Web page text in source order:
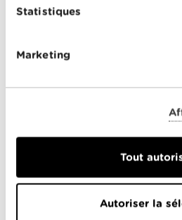
Statistiques
Marketing
Tout
Autoriser la
de vous y retrouver!
Offres Combinées